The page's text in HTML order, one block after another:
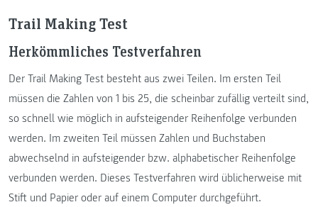
Trail Making Test
Herkömmliches Testverfahren
Der Trail Making Test besteht aus zwei Teilen. Im ersten Teil
müssen die Zahlen von 1 bis 25, die scheinbar zufällig verteilt sind,
so schnell wie möglich in aufsteigender Reihenfolge verbunden
werden. Im zweiten Teil müssen Zahlen und Buchstaben
abwechselnd in aufsteigender bzw. alphabetischer Reihenfolge
verbunden werden. Dieses Testverfahren wird üblicherweise mit
Stift und Papier oder auf einem Computer durchgeführt.